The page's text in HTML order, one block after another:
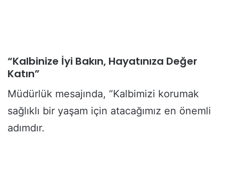
“Kalbinize İyi Bakın, Hayatınıza Değer
Katın”
Müdürlük mesajında, “Kalbimizi korumak
sağlıklı bir yaşam için atacağımız en önemli
adımdır.